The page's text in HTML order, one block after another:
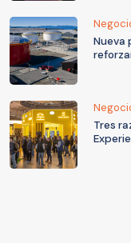
Nueva
Tres